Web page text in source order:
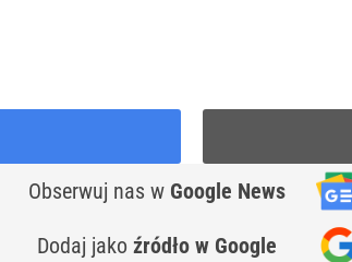
Obserwuj nas w Google News
Dodaj jako źródło w Google